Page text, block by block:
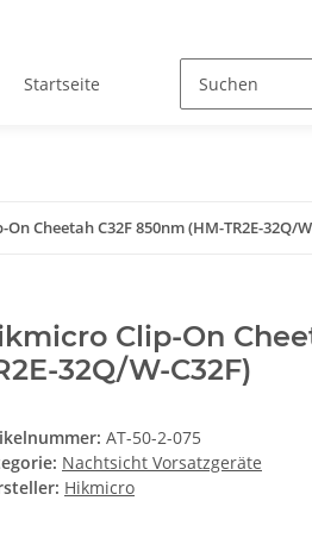
Startseite
Cheetah C32F 850nm (HM-TR2E-32Q/
Clip-On
32Q/W-C32F)
AT-50-2-075
Nachtsicht Vorsatzgeräte
Hikmicro